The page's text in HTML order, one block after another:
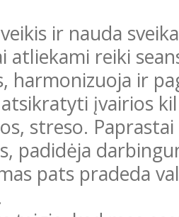
ir nauda
atliekami reiki
harmonizuoja ir
įvairios
streso.
padidėja
pats pradeda